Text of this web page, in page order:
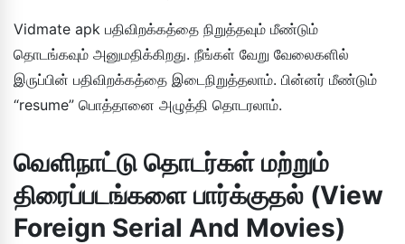
Vidmate apk பதிவிறக்கத்தை நிறுத்தவும் மீண்டும்
தொடங்கவும் அனுமதிக்கிறது. நீங்கள் வேறு வேலைகளில்
இருப்பின் பதிவிறக்கத்தை இடைநிறுத்தலாம். பின்னர் மீண்டும்
“resume” பொத்தானை அழுத்தி தொடரலாம்.
வெளிநாட்டு தொடர்கள் மற்றும்
திரைப்படங்களை பார்க்குதல் (View
Foreign Serial And Movies)